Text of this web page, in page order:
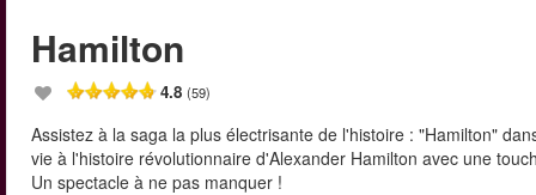
Hamilton
4.8 (59)
Assistez à la saga la plus électrisante de l'histoire : "Hamilton"
vie à l'histoire révolutionnaire d'Alexander Hamilton avec une
Un spectacle à ne pas manquer !